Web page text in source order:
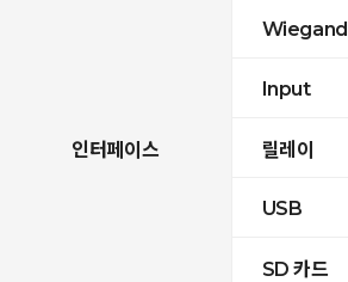
인터페이스
Wiegand
Input
릴레이
USB
SD 카드